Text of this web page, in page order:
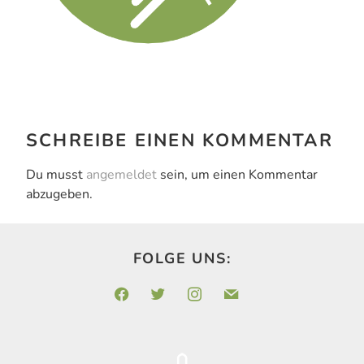
SCHREIBE EINEN KOMMENTAR
Du musst angemeldet sein, um einen Kommentar
abzugeben.
FOLGE UNS:
facebooktwitter instagrammail